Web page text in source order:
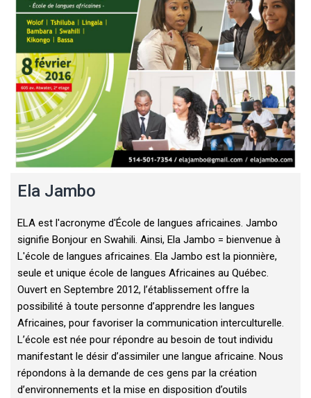
Ela Jambo
ELA est l'acronyme d'École de langues africaines. Jambo
signifie Bonjour en Swahili. Ainsi, Ela Jambo = bienvenue à
L'école de langues africaines. Ela Jambo est la pionnière,
seule et unique école de langues Africaines au Québec.
Ouvert en Septembre 2012, l’établissement offre la
possibilité à toute personne d’apprendre les langues
Africaines, pour favoriser la communication interculturelle.
L’école est née pour répondre au besoin de tout individu
manifestant le désir d’assimiler une langue africaine. Nous
répondons à la demande de ces gens par la création
d’environnements et la mise en disposition d’outils